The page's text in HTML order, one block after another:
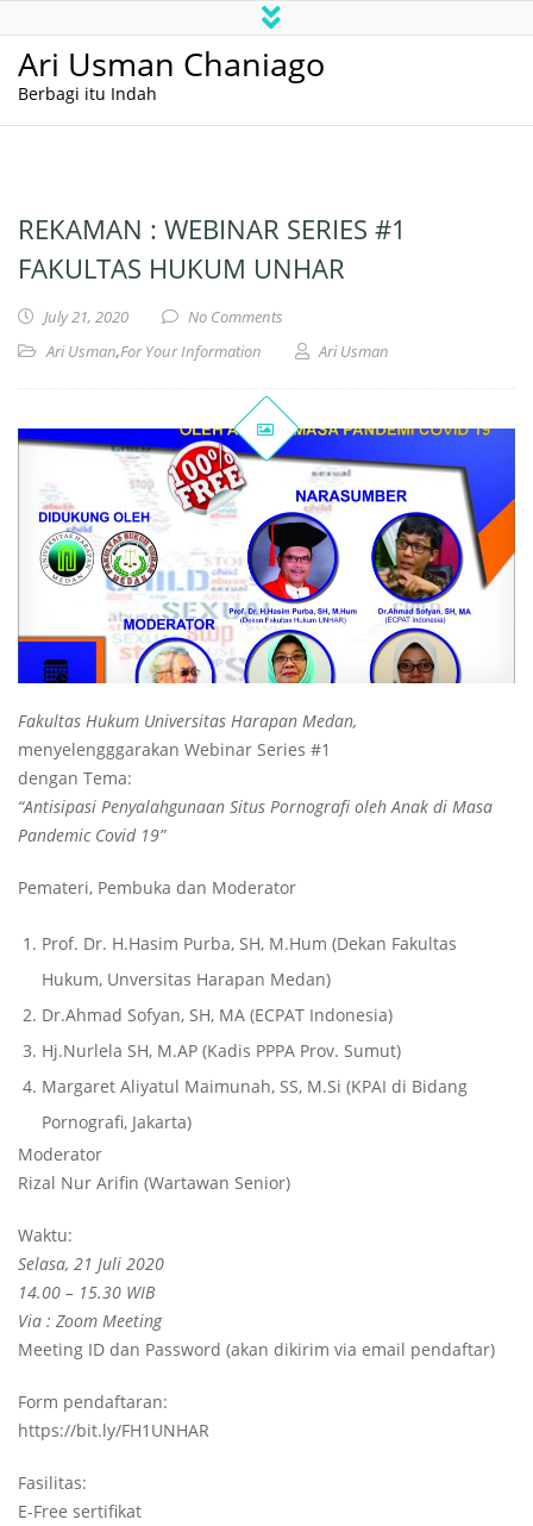
Ari Usman Chaniago
Berbagi itu Indah
REKAMAN : WEBINAR SERIES #1
FAKULTAS HUKUM UNHAR
July 21, 2020
No Comments
Ari Usman,For Your Information Ari Usman
Fakultas Hukum Universitas Harapan Medan,
menyelengggarakan Webinar Series #1
dengan Tema:
“Antisipasi Penyalahgunaan Situs Pornografi oleh Anak di Masa
Pandemic Covid 19”
Pemateri, Pembuka dan Moderator
Prof. Dr. H.Hasim Purba, SH, M.Hum (Dekan Fakultas
Hukum, Unversitas Harapan Medan)
Dr.Ahmad Sofyan, SH, MA (ECPAT Indonesia)
Hj.Nurlela SH, M.AP (Kadis PPPA Prov. Sumut)
Margaret Aliyatul Maimunah, SS, M.Si (KPAI di Bidang
Pornografi, Jakarta)
Moderator
Rizal Nur Arifin (Wartawan Senior)
Waktu:
Selasa, 21 Juli 2020
14.00 – 15.30 WIB
Via : Zoom Meeting
Meeting ID dan Password (akan dikirim via email pendaftar)
Form pendaftaran:
https://bit.ly/FH1UNHAR
Fasilitas:
E-Free sertifikat